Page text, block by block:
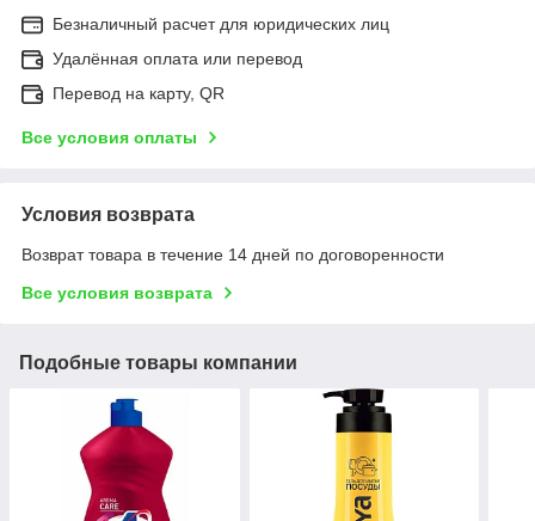
Безналичный расчет для юридических лиц
Удалённая оплата или перевод
Перевод на карту, QR
Все условия оплаты
Условия возврата
Возврат товара в течение 14 дней по договоренности
Все условия возврата
Подобные товары компании